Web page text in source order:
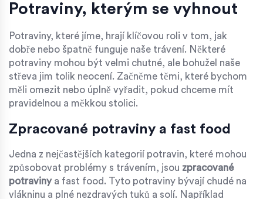
Potraviny, kterým se vyhnout
Potraviny, které jíme, hrají klíčovou roli v tom, jak
dobře nebo špatně funguje naše trávení. Některé
potraviny mohou být velmi chutné, ale bohužel naše
střeva jim tolik neocení. Začněme těmi, které bychom
měli omezit nebo úplně vyřadit, pokud chceme mít
pravidelnou a měkkou stolici.
Zpracované potraviny a fast food
Jedna z nejčastějších kategorií potravin, které mohou
způsobovat problémy s trávením, jsou zpracované
potravinya fast food. Tyto potraviny bývají chudé na
vlákninu a plné nezdravých tuků a solí. Například